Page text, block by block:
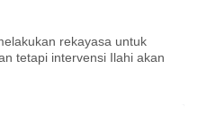
rekayasa untuk
tetapi intervensi Ilahi akan